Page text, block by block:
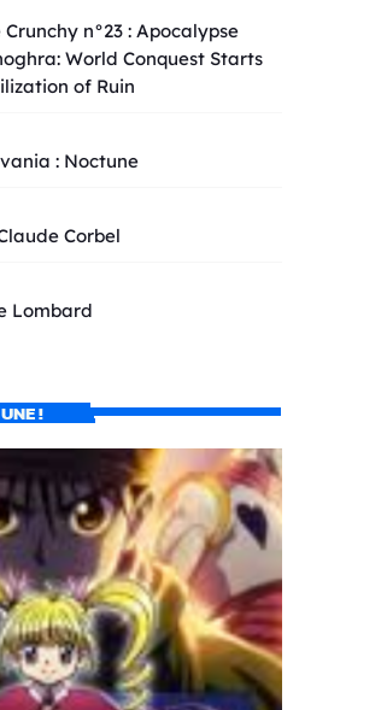
n°23 : Apocalypse
World Conquest Starts
of Ruin
: Noctune
Corbel
Lombard
!